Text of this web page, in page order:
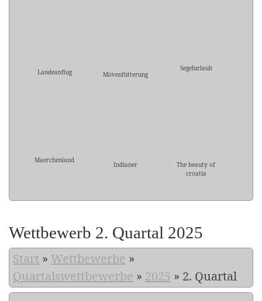
Landeanflug Mövenfütterung
Segelurlaub
Maerchenland
Indianer
The beauty of
croatia
Wettbewerb 2. Quartal 2025
Start » Wettbewerbe »
Quartalswettbewerbe » 2025 » 2. Quartal